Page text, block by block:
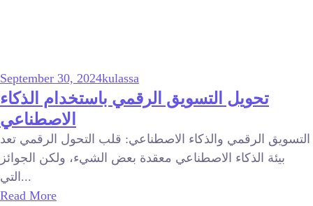
September 30, 2024kulassa
تحويل التسويق الرقمي باستخدام الذكاء
الاصطناعي
التسويق الرقمي والذكاء الاصطناعي: قلب التحول الرقمي تعد
بيئة الذكاء الاصطناعي معقدة بعض الشيء، ولكن الجوائز
التي...
Read More